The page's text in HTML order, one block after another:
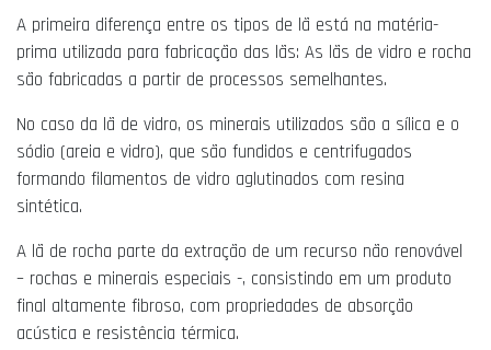
A primeira diferença entre os tipos de lã está na matéria-
prima utilizada para fabricação das lãs: As lãs de vidro e rocha
são fabricadas a partir de processos semelhantes.
No caso da lã de vidro, os minerais utilizados são a sílica e o
sódio (areia e vidro), que são fundidos e centrifugados
formando filamentos de vidro aglutinados com resina
sintética.
A lã de rocha parte da extração de um recurso não renovável
– rochas e minerais especiais -, consistindo em um produto
final altamente fibroso, com propriedades de absorção
acústica e resistência térmica.